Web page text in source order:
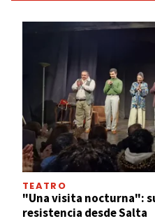
TEATRO
"Una visita nocturna":
resistencia desde Salta